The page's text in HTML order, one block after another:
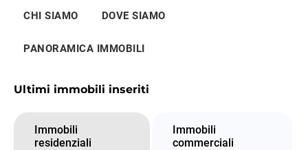
CHI SIAMO DOVE SIAMO
PANORAMICA IMMOBILI
Ultimi immobili inseriti
Immobili
residenziali
Immobili
commerciali